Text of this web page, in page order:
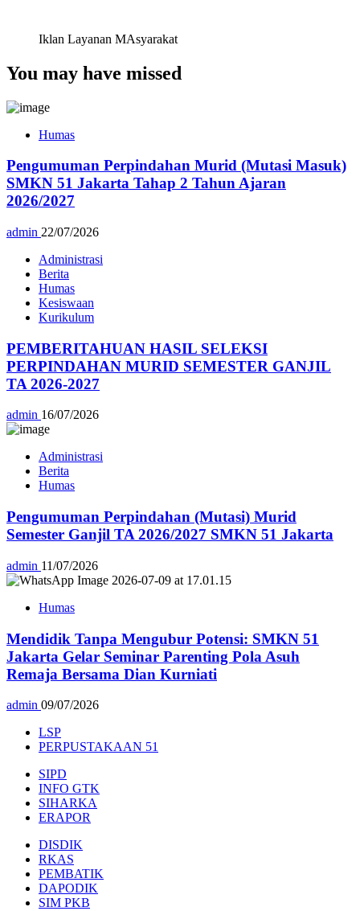
Iklan Layanan MAsyarakat
You may have missed
Humas
Pengumuman Perpindahan Murid (Mutasi Masuk)
SMKN 51 Jakarta Tahap 2 Tahun Ajaran
2026/2027
admin 22/07/2026
Administrasi
Berita
Humas
Kesiswaan
Kurikulum
PEMBERITAHUAN HASIL SELEKSI
PERPINDAHAN MURID SEMESTER GANJIL
TA 2026-2027
admin 16/07/2026
Administrasi
Berita
Humas
Pengumuman Perpindahan (Mutasi) Murid
Semester Ganjil TA 2026/2027 SMKN 51 Jakarta
admin 11/07/2026
Humas
Mendidik Tanpa Mengubur Potensi: SMKN 51
Jakarta Gelar Seminar Parenting Pola Asuh
Remaja Bersama Dian Kurniati
admin 09/07/2026
LSP
PERPUSTAKAAN 51
SIPD
INFO GTK
SIHARKA
ERAPOR
DISDIK
RKAS
PEMBATIK
DAPODIK
SIM PKB